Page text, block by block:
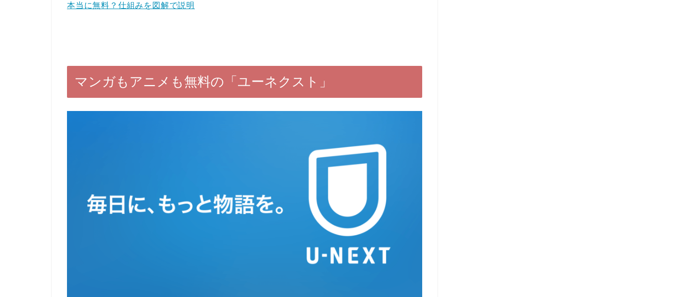
本当に無料？仕組みを図解で説明
マンガもアニメも無料の「ユーネクスト」